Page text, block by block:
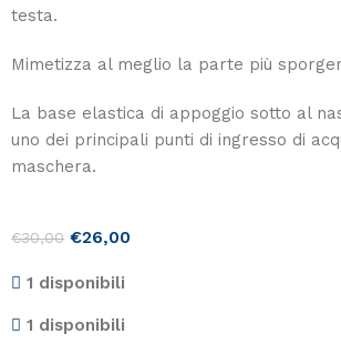
testa.
Mimetizza al meglio la parte più
La base elastica di appoggio sotto al
uno dei principali punti di ingresso di
maschera.
€30,00 €26,00
1 disponibili
1 disponibili